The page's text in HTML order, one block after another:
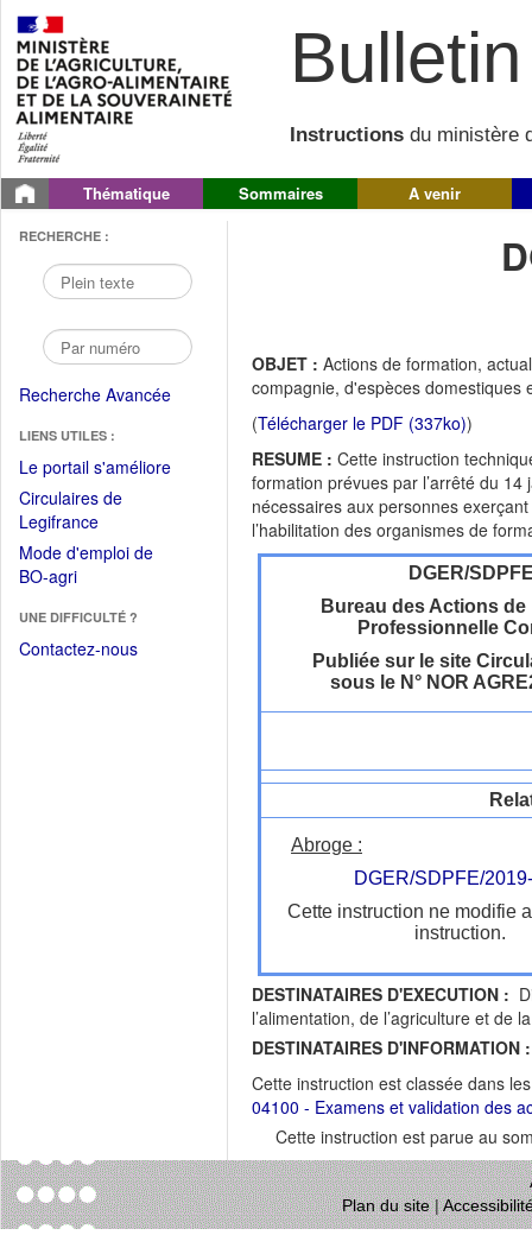
Instructions du ministère
Thématique Sommaires A venir
RECHERCHE :
Recherche Avancée
LIENS UTILES :
Le portail s'améliore(Fichier
Circulaires de
Legifrance(Ouvrir
dans
une
fenêtre)
Mode d'emploi de
BO-agri(Ouvrir
une
nouvelle
UNE DIFFICULTÉ ?
Contactez-nous
OBJET : Actions de formation,
compagnie, d'espèces domestiques
(Télécharger le PDF (337ko))
RESUME : Cette instruction
formation prévues par l’arrêté du 14
nécessaires aux personnes
l’habilitation des organismes de
DGER/
Bureau des Actions de
Professionnelle
Publiée sur le site
sous le N° NOR
Abroge :
DGER/SDPFE/
Cette instruction ne modifie
instruction.
DESTINATAIRES D'EXECUTION :
l’alimentation, de l’agriculture et de
DESTINATAIRES D'INFORMATION :
Cette instruction est classée dans
04100 - Examens et validation des
Cette instruction est parue au
Plan du site|